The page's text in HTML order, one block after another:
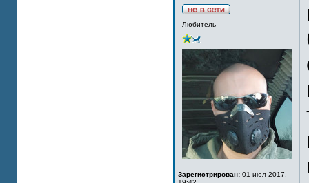
Любитель
Зарегистрирован: 01 июл 2017,